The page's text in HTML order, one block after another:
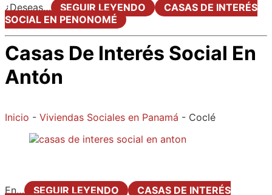
¿Deseas… SEGUIR LEYENDO
CASAS DE INTERÉS
SOCIAL EN PENONOMÉ
Casas De Interés Social En
Antón
Inicio - Viviendas Sociales en Panamá - Coclé
En… SEGUIR LEYENDO
CASAS DE INTERÉS